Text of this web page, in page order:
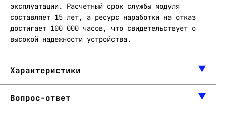
эксплуатации. Расчетный срок службы модуля
составляет 15 лет, а ресурс наработки на отказ
достигает 100 000 часов, что свидетельствует о
высокой надежности устройства.
Характеристики
Вопрос-ответ